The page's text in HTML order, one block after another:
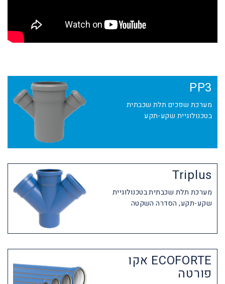
PP3
מערכת שפכים תלת שכבתית
בטכנולוגיית שקע-תקע
Triplus
מערכת תלת שכבתית בטכנולוגיית
שקע-תקע, הסדרה השקטה
ECOFORTE אקו
פורטה